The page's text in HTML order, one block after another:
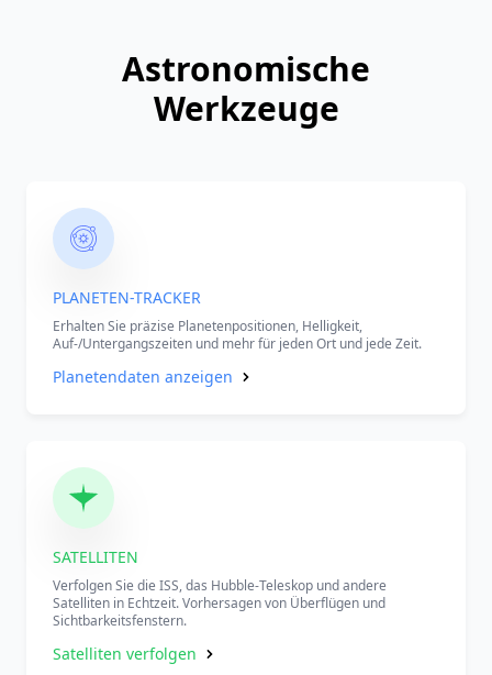
Astronomische
Werkzeuge
PLANETEN-TRACKER
Erhalten Sie präzise Planetenpositionen, Helligkeit,
Auf-/Untergangszeiten und mehr für jeden Ort und jede Zeit.
Planetendaten anzeigen
SATELLITEN
Verfolgen Sie die ISS, das Hubble-Teleskop und andere
Satelliten in Echtzeit. Vorhersagen von Überflügen und
Sichtbarkeitsfenstern.
Satelliten verfolgen